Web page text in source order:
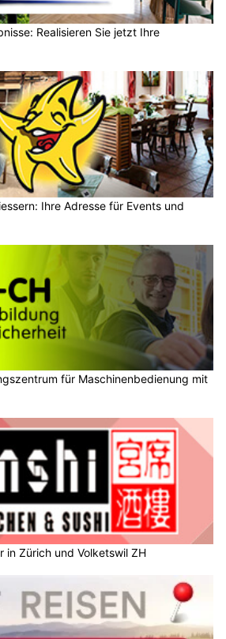
Realisieren Sie jetzt Ihre
Ihre Adresse für Events und
für Maschinenbedienung mit
in Zürich und Volketswil ZH